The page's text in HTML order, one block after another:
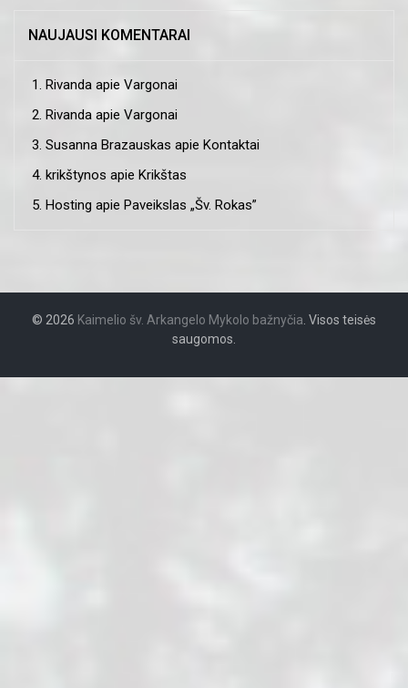
NAUJAUSI KOMENTARAI
Rivanda apie Vargonai
Rivanda apie Vargonai
Susanna Brazauskas apie Kontaktai
krikštynos apie Krikštas
Hosting apie Paveikslas „Šv. Rokas”
© 2026 Kaimelio šv. Arkangelo Mykolo bažnyčia . Visos teisės
saugomos.